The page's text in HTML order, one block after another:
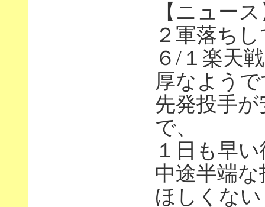
【ニュー
２軍落ち
６/１楽天
厚なよう
先発投手
で、
１日も早
中途半端
ほしくな